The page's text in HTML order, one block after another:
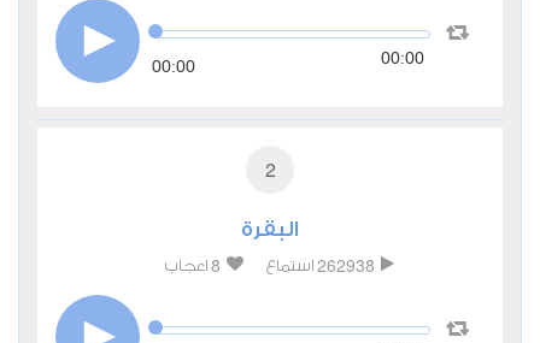
00:00 00:00
2
البقرة
262938 استماع 8 اعجاب